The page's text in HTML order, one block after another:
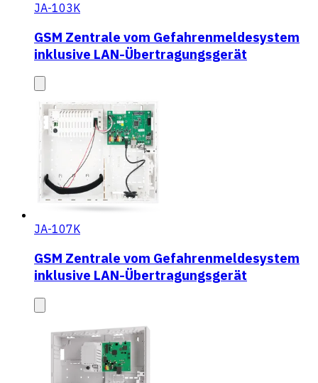
JA-103K
GSM Zentrale vom Gefahrenmeldesystem
inklusive LAN-Übertragungsgerät
JA-107K
GSM Zentrale vom Gefahrenmeldesystem
inklusive LAN-Übertragungsgerät